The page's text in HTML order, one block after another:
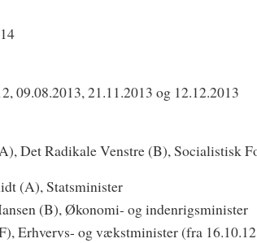
09.08.2013, 21.11.2013 og 12.12.2013
Det Radikale Venstre (B), Socialistisk
(A), Statsminister
(B), Økonomi- og indenrigsminister
Erhvervs- og vækstminister (fra